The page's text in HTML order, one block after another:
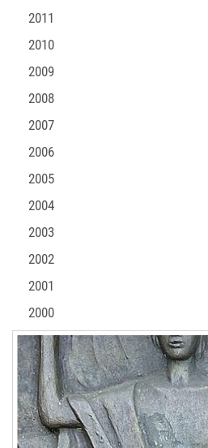
2011
2010
2009
2008
2007
2006
2005
2004
2003
2002
2001
2000